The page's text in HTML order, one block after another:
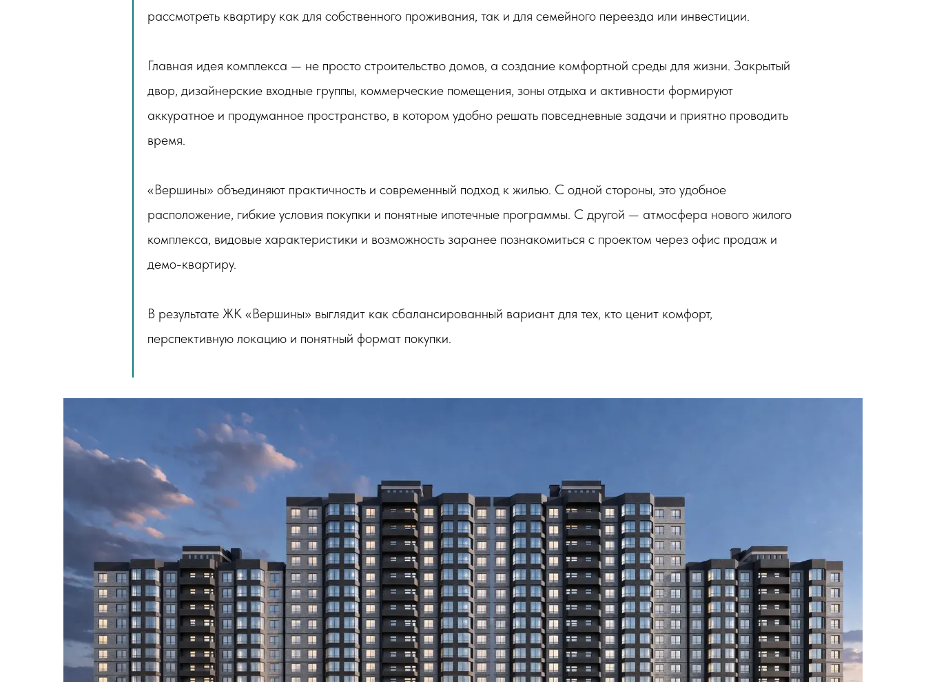
рассмотреть квартиру как для собственного проживания, так и для семейного переезда или инвестиции.
Главная идея комплекса — не просто строительство домов, а создание комфортной среды для жизни. Закрытый
двор, дизайнерские входные группы, коммерческие помещения, зоны отдыха и активности формируют
аккуратное и продуманное пространство, в котором удобно решать повседневные задачи и приятно проводить
время.
«Вершины» объединяют практичность и современный подход к жилью. С одной стороны, это удобное
расположение, гибкие условия покупки и понятные ипотечные программы. С другой — атмосфера нового жилого
комплекса, видовые характеристики и возможность заранее познакомиться с проектом через офис продаж и
демо-квартиру.
В результате ЖК «Вершины» выглядит как сбалансированный вариант для тех, кто ценит комфорт,
перспективную локацию и понятный формат покупки.